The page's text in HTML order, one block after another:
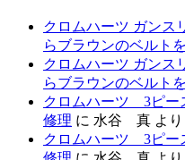
クロムハーツ ガンス
らブラウンのベルト
クロムハーツ ガンス
らブラウンのベルト
クロムハーツ 3ピー
修理 に 水谷 真 より
クロムハーツ 3ピー